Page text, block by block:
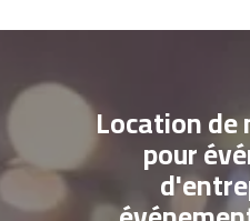
Location de
pour